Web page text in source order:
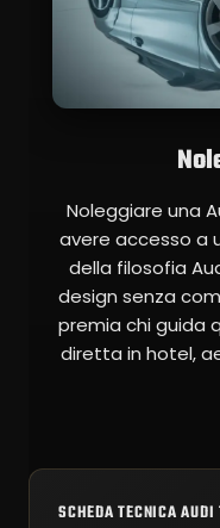
Noleggiare una
avere accesso a
della filosofia
design senza
premia chi guida
diretta in hotel,
SCHEDA TECNICA AUDI